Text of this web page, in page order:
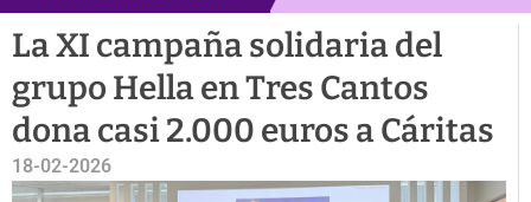
La XI campaña solidaria del
grupo Hella en Tres Cantos
dona casi 2.000 euros a Cáritas
18-02-2026